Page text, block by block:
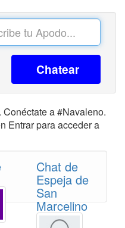
Chatear
a #Navaleno.
Entrar para acceder a
Chat de
Espeja de
San
Marcelino